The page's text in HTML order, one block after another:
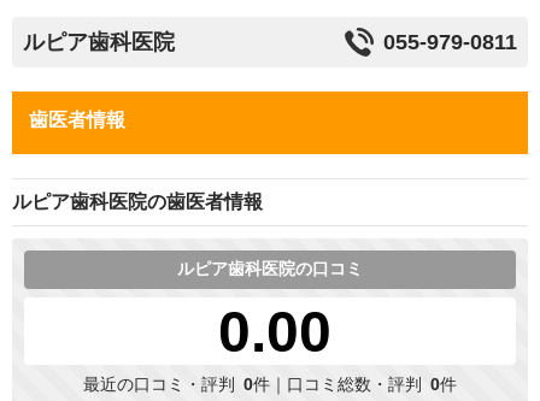
ルピア歯科医院 055-979-0811
歯医者情報
ルピア歯科医院の歯医者情報
ルピア歯科医院の口コミ
0.00
最近の口コミ・評判 0件｜口コミ総数・評判 0件